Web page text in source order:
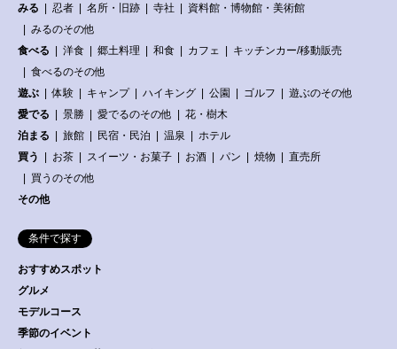
みる 忍者 名所・旧跡 寺社
資料館・博物館・美術館
みるのその他
食べる
洋食 郷土料理 和食 カフェ
キッチンカー/移動販売
食べるのその他
遊ぶ
体験 キャンプ ハイキング 公園 ゴルフ
遊ぶのその他
愛でる
景勝 愛でるのその他
花・樹木
泊まる
旅館 民宿・民泊 温泉
ホテル
買う
お茶 スイーツ・お菓子 お酒 パン 焼物
直売所
買うのその他
その他
条件で探す
おすすめスポット
グルメ
モデルコース
季節のイベント